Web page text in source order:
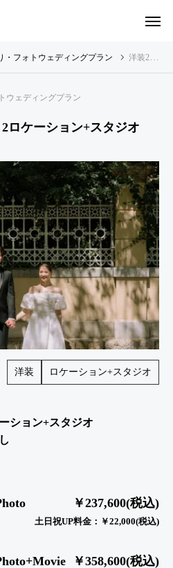
・フォトウェディングプラン 洋装2着レンタル｜2ロケーション+スタジオ
ウェディングプラン
ロケーション+スタジオ
ロケーション+スタジオ
洋装
ション+スタジオ
￥237,600(税込)
土日祝UP料金：￥22,000(税込)
￥358,600(税込)